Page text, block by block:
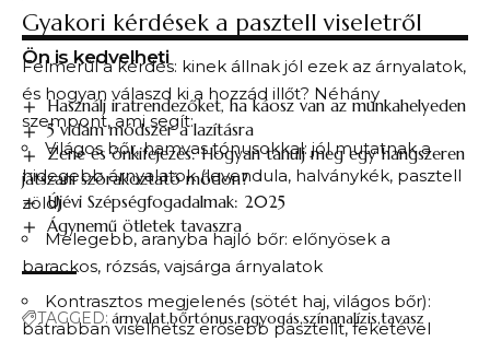
Ön is kedvelheti
Használj iratrendezőket, ha káosz van az munkahelyeden
5 vidám módszer a lazításra
Zene és önkifejezés: Hogyan tanulj meg egy hangszeren
játszani szórakoztató módon?
Újévi Szépségfogadalmak: 2025
Ágynemű ötletek tavaszra
TAGGED: árnyalatbőrtónus ragyogás színanalízis tavasz
Gyakori kérdések a pasztell viseletről
Felmerül a kérdés: kinek állnak jól ezek az árnyalatok,
és hogyan válaszd ki a hozzád illőt? Néhány
szempont, ami segít:
Világos bőr, hamvas tónusokkal: jól mutatnak a
hidegebb árnyalatok (levendula, halványkék, pasztell
zöld)
Melegebb, aranyba hajló bőr: előnyösek a
barackos, rózsás, vajsárga árnyalatok
Kontrasztos megjelenés (sötét haj, világos bőr):
bátrabban viselhetsz erősebb pasztellt, feketével